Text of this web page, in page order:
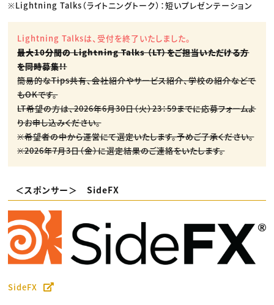
※Lightning Talks（ライトニングトーク）：短いプレゼンテーション
Lightning Talksは、受付を終了いたしました。
最大10分間の Lightning Talks （LT）をご担当いただける方
を同時募集!!
簡易的なTips共有、会社紹介やサービス紹介、学校の紹介などで
もOKです。
LT希望の方は、2026年6月30日（火）23：59までに応募フォームよ
りお申し込みください。
※希望者の中から運営にて選定いたします。予めご了承ください。
※2026年7月3日（金）に選定結果のご連絡をいたします。
＜スポンサー＞ SideFX
SideFX